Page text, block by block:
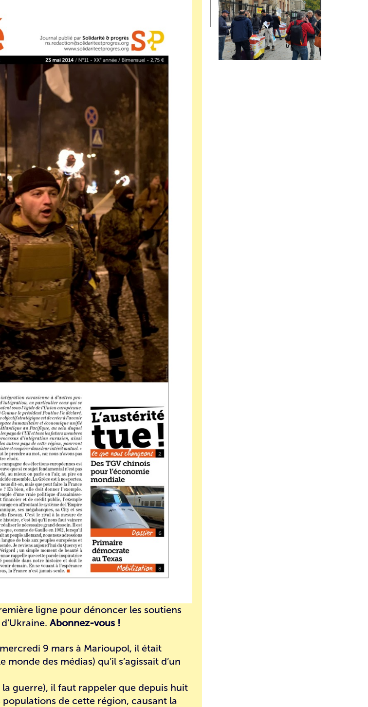
ligne pour dénoncer les soutiens
Abonnez-vous !
9 mars à Marioupol, il était
des médias) qu’il s’agissait d’un
la guerre), il faut rappeler que depuis huit
populations de cette région, causant la